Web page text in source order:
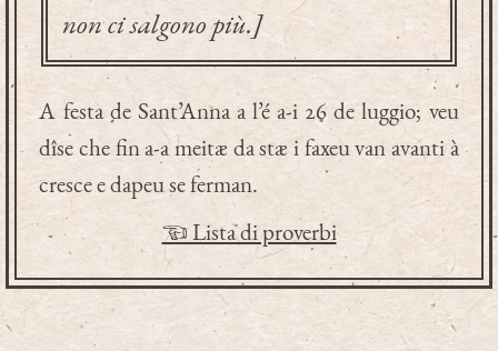
non ci salgono più.]
A festa de Sant’Anna a l’é a-i 26 de luggio; veu
dîse che fin a-a meitæ da stæ i faxeu van avanti à
cresce e dapeu se ferman.
☜ Lista di proverbi